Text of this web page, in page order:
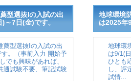
型選抜Iの入試の出
～7日(金)です。
薦型選抜Iの入試の出
。（事前入力 開始予
でも興味があれば、
通試験不要、筆記試験
地球環境
は2025年
地球環
は9/1(
ひとも
し、評
試情...